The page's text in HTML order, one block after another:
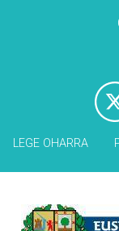
LEGE OHARRA